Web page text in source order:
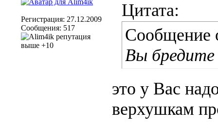
Регистрация: 27.12.2009
Сообщения: 517
Цитата:
Сообщение
Вы бредите
это у Вас
верхушкам